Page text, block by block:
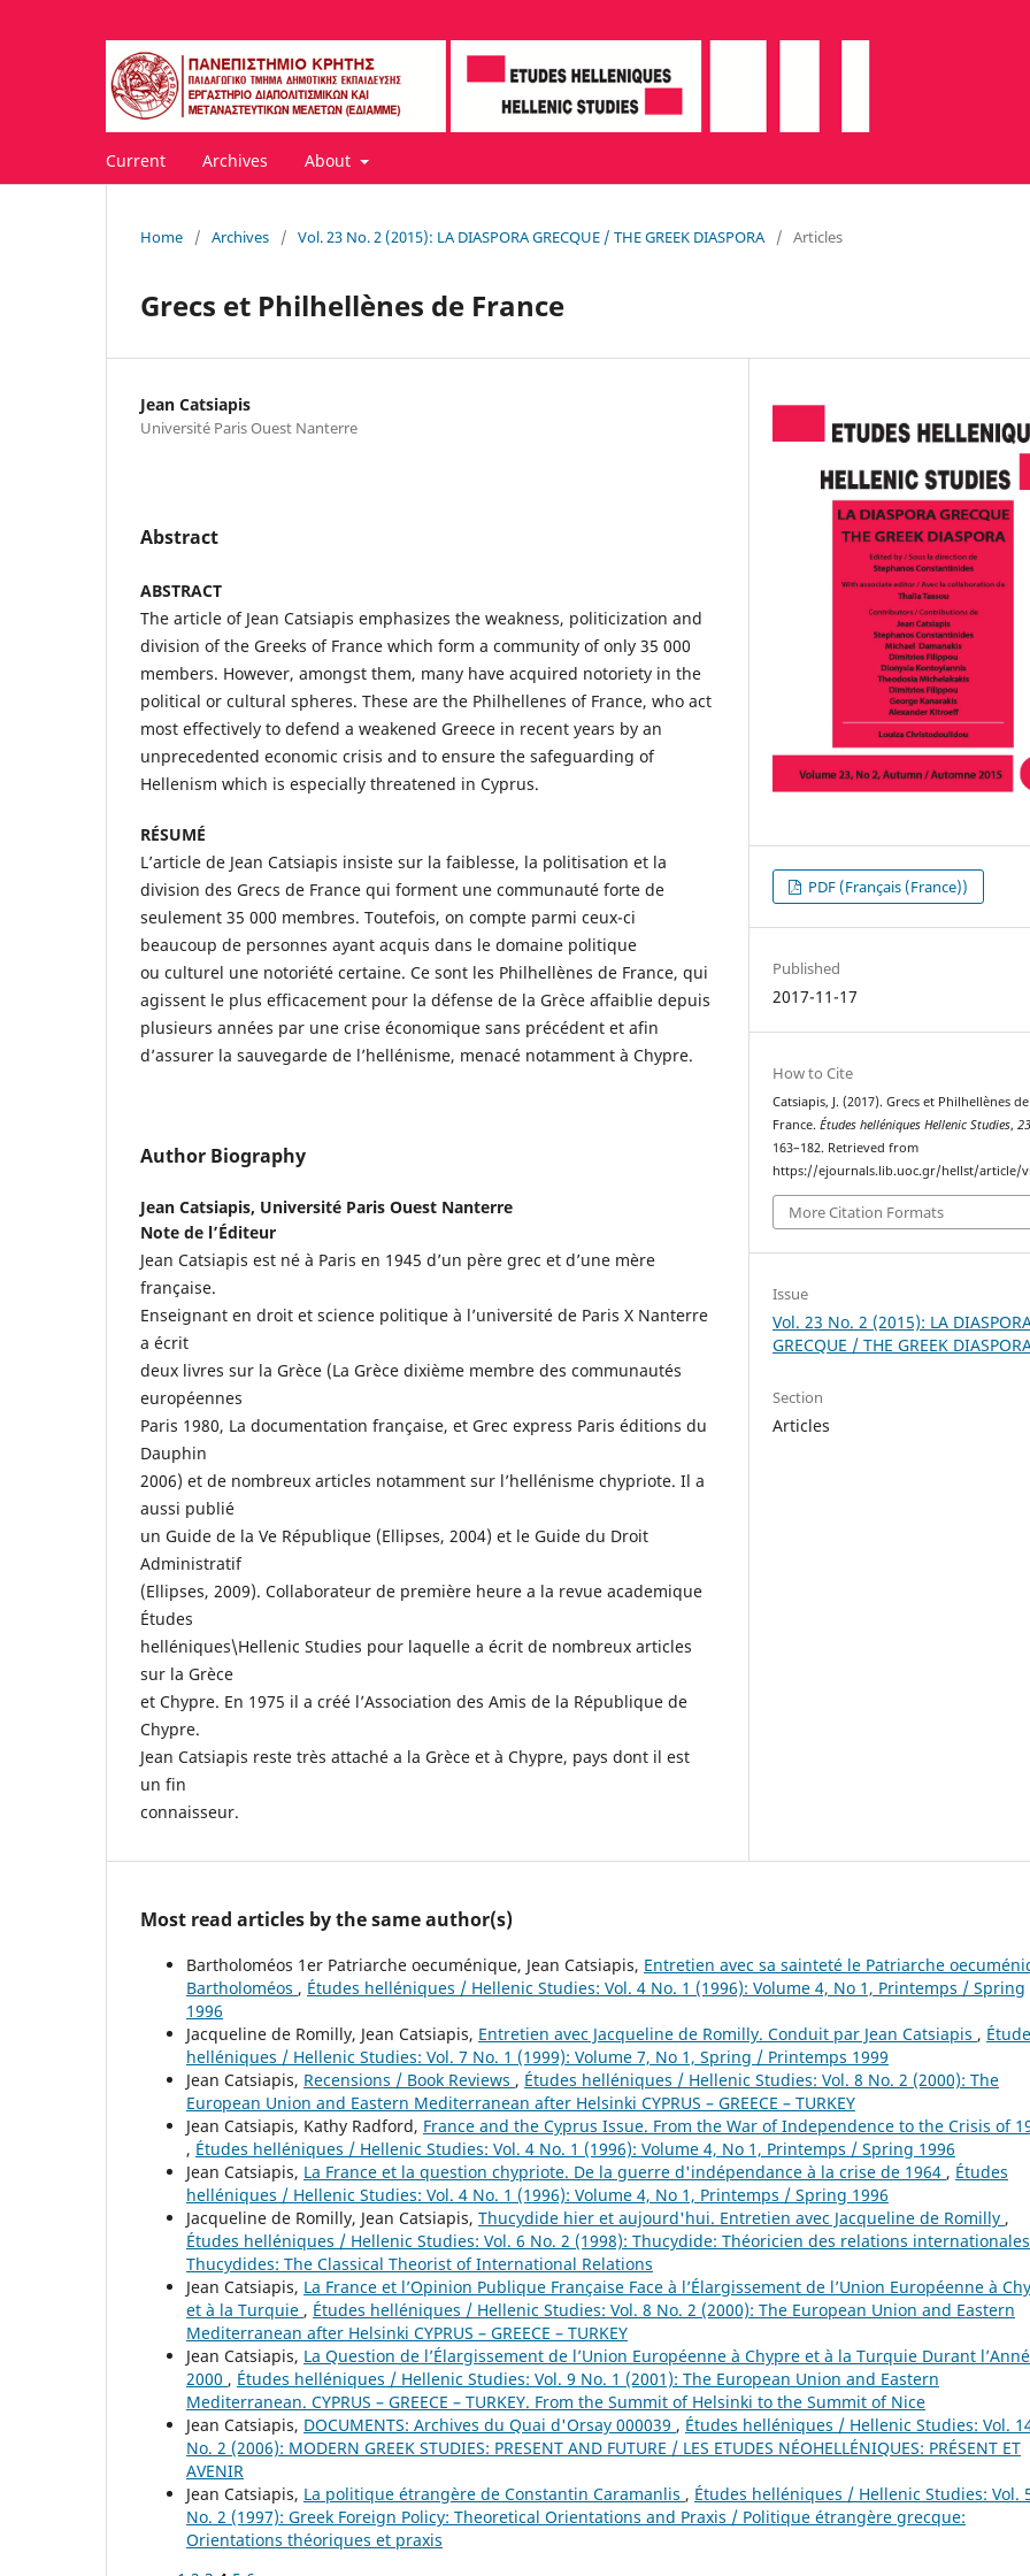
Current Archives About
Home / Archives / Vol. 23 No. 2 (2015): LA DIASPORA GRECQUE / THE GREEK DIASPORA / Articles
Grecs et Philhellènes de France
Jean Catsiapis
Université Paris Ouest Nanterre
Abstract
ABSTRACT
The article of Jean Catsiapis emphasizes the weakness, politicization and
division of the Greeks of France which form a community of only 35 000
members. However, amongst them, many have acquired notoriety in the
political or cultural spheres. These are the Philhellenes of France, who act
most effectively to defend a weakened Greece in recent years by an
unprecedented economic crisis and to ensure the safeguarding of
Hellenism which is especially threatened in Cyprus.
RÉSUMÉ
L’article de Jean Catsiapis insiste sur la faiblesse, la politisation et la
division des Grecs de France qui forment une communauté forte de
seulement 35 000 membres. Toutefois, on compte parmi ceux-ci
beaucoup de personnes ayant acquis dans le domaine politique
ou culturel une notoriété certaine. Ce sont les Philhellènes de France, qui
agissent le plus efficacement pour la défense de la Grèce affaiblie depuis
plusieurs années par une crise économique sans précédent et afin
d’assurer la sauvegarde de l’hellénisme, menacé notamment à Chypre.
Author Biography
Jean Catsiapis, Université Paris Ouest Nanterre
Note de l’Éditeur
Jean Catsiapis est né à Paris en 1945 d’un père grec et d’une mère
française.
Enseignant en droit et science politique à l’université de Paris X Nanterre
a écrit
deux livres sur la Grèce (La Grèce dixième membre des communautés
européennes
Paris 1980, La documentation française, et Grec express Paris éditions du
Dauphin
2006) et de nombreux articles notamment sur l’hellénisme chypriote. Il a
aussi publié
un Guide de la Ve République (Ellipses, 2004) et le Guide du Droit
Administratif
(Ellipses, 2009). Collaborateur de première heure a la revue academique
Études
helléniques\Hellenic Studies pour laquelle a écrit de nombreux articles
sur la Grèce
et Chypre. En 1975 il a créé l’Association des Amis de la République de
Chypre.
Jean Catsiapis reste très attaché a la Grèce et à Chypre, pays dont il est
un fin
connaisseur.
PDF (Français (France))
Published
2017-11-17
How to Cite
Catsiapis, J. (2017). Grecs et Philhellènes de
France.Études helléniques Hellenic Studies,
163–182. Retrieved from
https://ejournals.lib.uoc.gr/hellst/article/
More Citation Formats
Issue
Vol. 23 No. 2 (2015): LA
GRECQUE / THE GREEK
Section
Articles
Most read articles by the same author(s)
Bartholoméos 1er Patriarche oecuménique, Jean Catsiapis, Entretien avec sa sainteté le Patriarche
Bartholoméos , Études helléniques / Hellenic Studies: Vol. 4 No. 1 (1996): Volume 4, No 1, Printemps / Spring
1996
Jacqueline de Romilly, Jean Catsiapis, Entretien avec Jacqueline de Romilly. Conduit par Jean Catsiapis ,
helléniques / Hellenic Studies: Vol. 7 No. 1 (1999): Volume 7, No 1, Spring / Printemps 1999
Jean Catsiapis, Recensions / Book Reviews , Études helléniques / Hellenic Studies: Vol. 8 No. 2 (2000): The
European Union and Eastern Mediterranean after Helsinki CYPRUS – GREECE – TURKEY
Jean Catsiapis, Kathy Radford, France and the Cyprus Issue. From the War of Independence to the Crisis of
, Études helléniques / Hellenic Studies: Vol. 4 No. 1 (1996): Volume 4, No 1, Printemps / Spring 1996
Jean Catsiapis, La France et la question chypriote. De la guerre d'indépendance à la crise de 1964 , Études
helléniques / Hellenic Studies: Vol. 4 No. 1 (1996): Volume 4, No 1, Printemps / Spring 1996
Jacqueline de Romilly, Jean Catsiapis, Thucydide hier et aujourd'hui. Entretien avec Jacqueline de Romilly ,
Études helléniques / Hellenic Studies: Vol. 6 No. 2 (1998): Thucydide: Théoricien des relations
Thucydides: The Classical Theorist of International Relations
Jean Catsiapis, La France et l’Opinion Publique Française Face à l’Élargissement de l’Union Européenne à
et à la Turquie , Études helléniques / Hellenic Studies: Vol. 8 No. 2 (2000): The European Union and Eastern
Mediterranean after Helsinki CYPRUS – GREECE – TURKEY
Jean Catsiapis, La Question de l’Élargissement de l’Union Européenne à Chypre et à la Turquie Durant
2000 , Études helléniques / Hellenic Studies: Vol. 9 No. 1 (2001): The European Union and Eastern
Mediterranean. CYPRUS – GREECE – TURKEY. From the Summit of Helsinki to the Summit of Nice
Jean Catsiapis, DOCUMENTS: Archives du Quai d'Orsay 000039 , Études helléniques / Hellenic Studies: Vol.
No. 2 (2006): MODERN GREEK STUDIES: PRESENT AND FUTURE / LES ETUDES NÉOHELLÉNIQUES: PRÉSENT ET
AVENIR
Jean Catsiapis, La politique étrangère de Constantin Caramanlis , Études helléniques / Hellenic Studies: Vol.
No. 2 (1997): Greek Foreign Policy: Theoretical Orientations and Praxis / Politique étrangère grecque:
Orientations théoriques et praxis